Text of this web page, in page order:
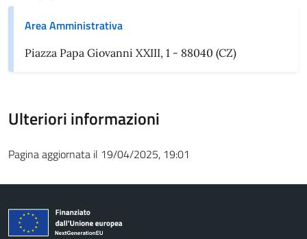
Area Amministrativa
Piazza Papa Giovanni XXIII, 1 - 88040 (CZ)
Ulteriori informazioni
Pagina aggiornata il 19/04/2025, 19:01